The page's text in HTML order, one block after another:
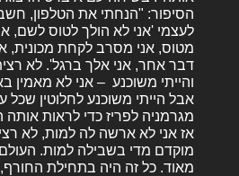
הסיפור: "הנחתי את הטלפון,
לעצמי 'אני לא הולך לטוס לשם,
מטוס, אני מסרב לקחת מכונית,
דבר אחר, אני אלך ברגל'. לא
והייתי משוכנע – אני לא מאמין
אבל הייתי משוכנע לחלוטין שכל
מגרמניה לפריז כדי לראות אותה
אז אני לא ארשה לה למות, לא
מוקדם מדי בשבילה למות. העולם
מאוד. כל זה היה בתחילת